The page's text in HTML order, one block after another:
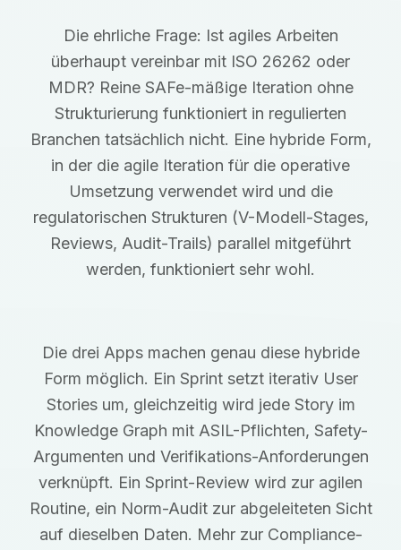
Die ehrliche Frage: Ist agiles Arbeiten
überhaupt vereinbar mit ISO 26262 oder
MDR? Reine SAFe-mäßige Iteration ohne
Strukturierung funktioniert in regulierten
Branchen tatsächlich nicht. Eine hybride Form,
in der die agile Iteration für die operative
Umsetzung verwendet wird und die
regulatorischen Strukturen (V-Modell-Stages,
Reviews, Audit-Trails) parallel mitgeführt
werden, funktioniert sehr wohl.
Die drei Apps machen genau diese hybride
Form möglich. Ein Sprint setzt iterativ User
Stories um, gleichzeitig wird jede Story im
Knowledge Graph mit ASIL-Pflichten, Safety-
Argumenten und Verifikations-Anforderungen
verknüpft. Ein Sprint-Review wird zur agilen
Routine, ein Norm-Audit zur abgeleiteten Sicht
auf dieselben Daten. Mehr zur Compliance-